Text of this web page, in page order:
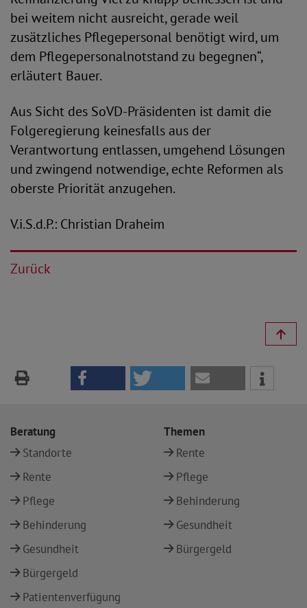
bei weitem nicht ausreicht, gerade weil
zusätzliches Pflegepersonal benötigt wird, um
dem Pflegepersonalnotstand zu begegnen“,
erläutert Bauer.
Aus Sicht des SoVD-Präsidenten ist damit die
Folgeregierung keinesfalls aus der
Verantwortung entlassen, umgehend Lösungen
und zwingend notwendige, echte Reformen als
oberste Priorität anzugehen.
V.i.S.d.P.: Christian Draheim
Zurück
Beratung
Standorte
Rente
Pflege
Behinderung
Gesundheit
Bürgergeld
Patientenverfügung
Themen
Rente
Pflege
Behinderung
Gesundheit
Bürgergeld